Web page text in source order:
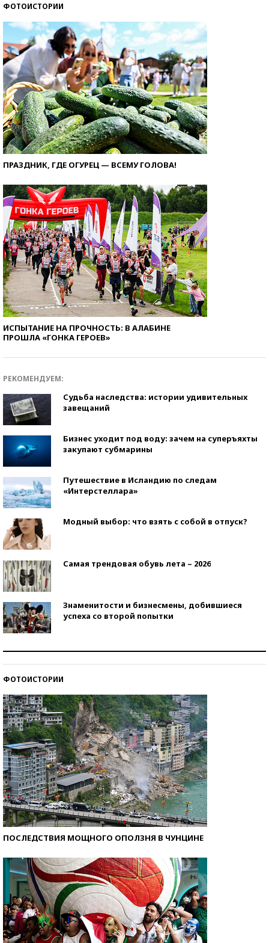
ФОТОИСТОРИИ
ПРАЗДНИК, ГДЕ ОГУРЕЦ — ВСЕМУ ГОЛОВА!
ИСПЫТАНИЕ НА ПРОЧНОСТЬ: В АЛАБИНЕ
ПРОШЛА «ГОНКА ГЕРОЕВ»
РЕКОМЕНДУЕМ:
Судьба наследства: истории удивительных
завещаний
Бизнес уходит под воду: зачем на суперъяхты
закупают субмарины
Путешествие в Исландию по следам
«Интерстеллара»
Модный выбор: что взять с собой в отпуск?
Самая трендовая обувь лета – 2026
Знаменитости и бизнесмены, добившиеся
успеха со второй попытки
ФОТОИСТОРИИ
ПОСЛЕДСТВИЯ МОЩНОГО ОПОЛЗНЯ В ЧУНЦИНЕ